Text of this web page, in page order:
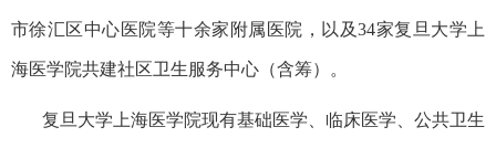
市徐汇区中心医院等十余家附属医院，以及34家复旦大学上
海医学院共建社区卫生服务中心（含筹）。
复旦大学上海医学院现有基础医学、临床医学、公共卫生